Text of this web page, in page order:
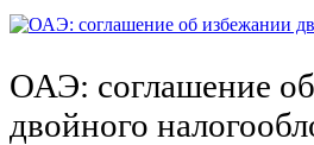
ОАЭ: соглашение
двойного